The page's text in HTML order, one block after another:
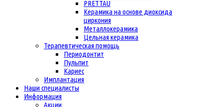
PRETTAU
Керамика на основе диоксида
циркония
Металлокерамика
Цельная керамика
Терапевтическая помощь
Периодонтит
Пульпит
Кариес
Имплантация
Наши специалисты
Информация
Акции